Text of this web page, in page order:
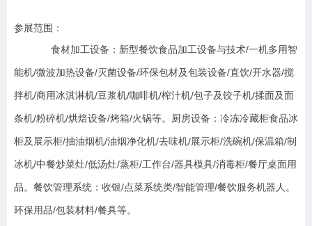
参展范围：
食材加工设备：新型餐饮食品加工设备与技术/一机多用智
能机/微波加热设备/灭菌设备/环保包材及包装设备/直饮/开水器/搅
拌机/商用冰淇淋机/豆浆机/咖啡机/榨汁机/包子及饺子机/揉面及面
条机/粉碎机/烘焙设备/烤箱/火锅等。厨房设备：冷冻冷藏柜食品冰
柜及展示柜/抽油烟机/油烟净化机/去味机/展示柜/洗碗机/保温箱/制
冰机/中餐炒菜灶/低汤灶/蒸柜/工作台/器具模具/消毒柜/餐厅桌面用
品。餐饮管理系统：收银/点菜系统类/智能管理/餐饮服务机器人。
环保用品/包装材料/餐具等。